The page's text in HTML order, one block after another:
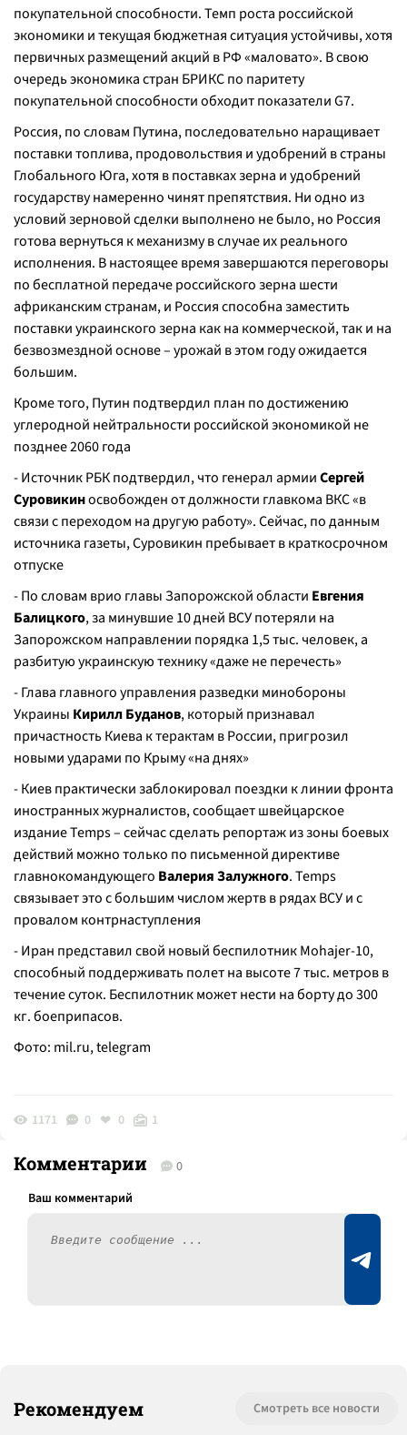
покупательной способности. Темп роста российской
экономики и текущая бюджетная ситуация устойчивы, хотя
первичных размещений акций в РФ «маловато». В свою
очередь экономика стран БРИКС по паритету
покупательной способности обходит показатели G7.
Россия, по словам Путина, последовательно наращивает
поставки топлива, продовольствия и удобрений в страны
Глобального Юга, хотя в поставках зерна и удобрений
государству намеренно чинят препятствия. Ни одно из
условий зерновой сделки выполнено не было, но Россия
готова вернуться к механизму в случае их реального
исполнения. В настоящее время завершаются переговоры
по бесплатной передаче российского зерна шести
африканским странам, и Россия способна заместить
поставки украинского зерна как на коммерческой, так и на
безвозмездной основе – урожай в этом году ожидается
большим.
Кроме того, Путин подтвердил план по достижению
углеродной нейтральности российской экономикой не
позднее 2060 года
- Источник РБК подтвердил, что генерал армииСергей
Суровикиносвобожден от должности главкома ВКС «в
связи с переходом на другую работу». Сейчас, по данным
источника газеты, Суровикин пребывает в краткосрочном
отпуске
- По словам врио главы Запорожской области Евгения
Балицкого, за минувшие 10 дней ВСУ потеряли на
Запорожском направлении порядка 1,5 тыс. человек, а
разбитую украинскую технику «даже не перечесть»
- Глава главного управления разведки минобороны
Украины Кирилл Буданов, который признавал
причастность Киева к терактам в России, пригрозил
новыми ударами по Крыму «на днях»
- Киев практически заблокировал поездки к линии фронта
иностранных журналистов, сообщает швейцарское
издание Temps – сейчас сделать репортаж из зоны боевых
действий можно только по письменной директиве
главнокомандующего Валерия Залужного. Temps
связывает это с большим числом жертв в рядах ВСУ и с
провалом контрнаступления
- Иран представил свой новый беспилотник Mohajer-10,
способный поддерживать полет на высоте 7 тыс. метров в
течение суток. Беспилотник может нести на борту до 300
кг. боеприпасов.
Фото: mil.ru, telegram
1171 0 0 1
Комментарии 0
Рекомендуем Смотреть все новости